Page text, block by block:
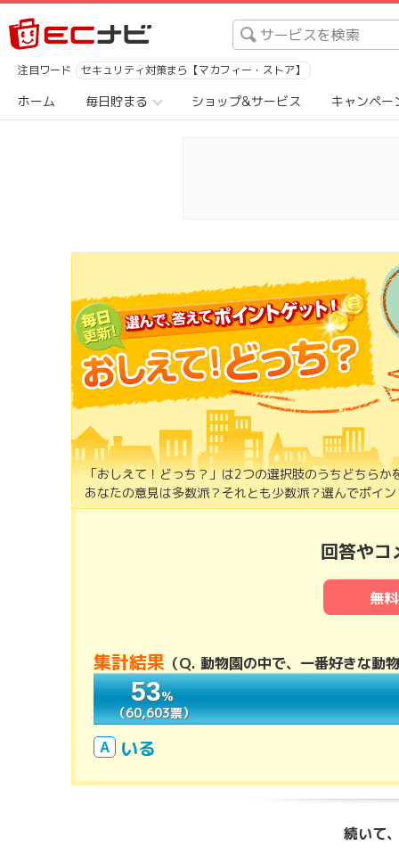
注目ワード セキュリティ対策まら【マカフィー・ストア】
ホーム 毎日貯まる ショップ&サービス キャンペー
「おしえて！どっち？」は2つの選択肢のうちどちら
あなたの意見は多数派？それとも少数派？選んでポイ
回答やコ
無
集計結果 （Q. 動物園の中で、一番好きな動
53％
（60,603票）
53％
（60,603票）
A いる
続いて